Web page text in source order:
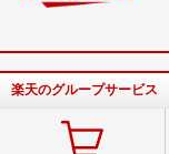
楽天のグループサービス